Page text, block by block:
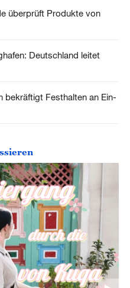
überprüft Produkte von
Deutschland leitet
bekräftigt Festhalten an Ein-